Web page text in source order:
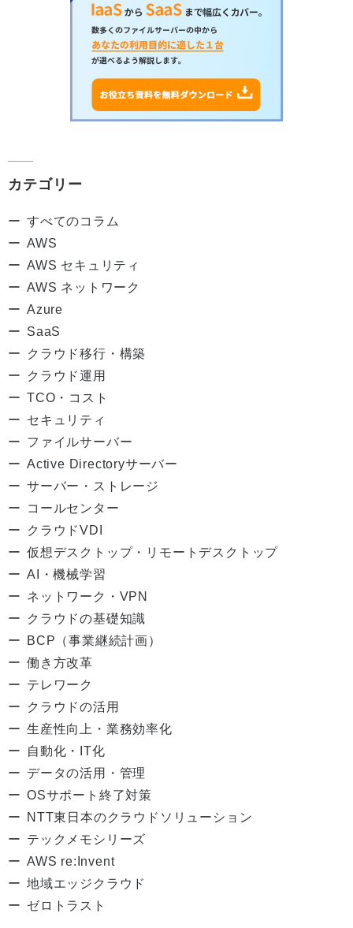
カテゴリー
すべてのコラム
AWS
AWS セキュリティ
AWS ネットワーク
Azure
SaaS
クラウド移行・構築
クラウド運用
TCO・コスト
セキュリティ
ファイルサーバー
Active Directoryサーバー
サーバー・ストレージ
コールセンター
クラウドVDI
仮想デスクトップ・リモートデスクトップ
AI・機械学習
ネットワーク・VPN
クラウドの基礎知識
BCP（事業継続計画）
働き方改革
テレワーク
クラウドの活用
生産性向上・業務効率化
自動化・IT化
データの活用・管理
OSサポート終了対策
NTT東日本のクラウドソリューション
テックメモシリーズ
AWS re:Invent
地域エッジクラウド
ゼロトラスト